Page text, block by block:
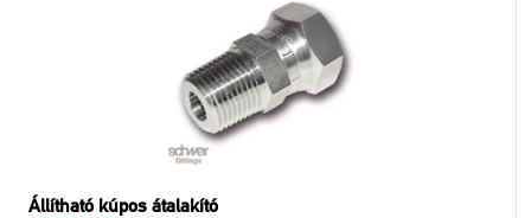
Állítható kúpos átalakító